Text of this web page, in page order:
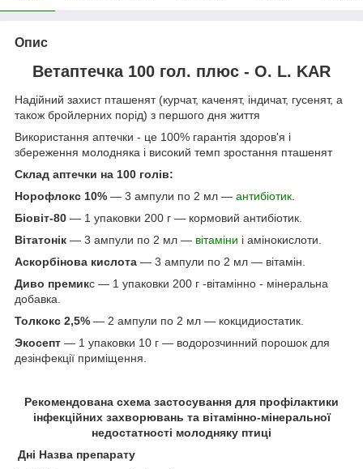
Опис
Ветаптечка 100 гол. плюс - O. L. KAR
Надійний захист пташенят (курчат, каченят, індичат, гусенят, а
також бройлерних порід) з першого дня життя
Використання аптечки - це 100% гарантія здоров'я і
збереження молодняка і високий темп зростання пташенят
Склад аптечки на 100 голів:
Норофлокс 10% — 3 ампули по 2 мл — антибіотик.
Біовіт-80 — 1 упаковки 200 г — кормовий антибіотик.
Вітатонік — 3 ампули по 2 мл — вітаміни і амінокислоти.
Аскорбінова кислота — 3 ампули по 2 мл — вітамін.
Диво премикс — 1 упаковки 200 г -вітамінно - мінеральна
добавка.
Толкокс 2,5% — 2 ампули по 2 мл — кокцидиостатик.
Экосепт — 1 упаковки 10 г — водорозчинний порошок для
дезінфекції приміщення.
Рекомендована схема застосування для профілактики
інфекційних захворювань та вітамінно-мінеральної
недостатності молодняку птиці
Дні Назва препарату